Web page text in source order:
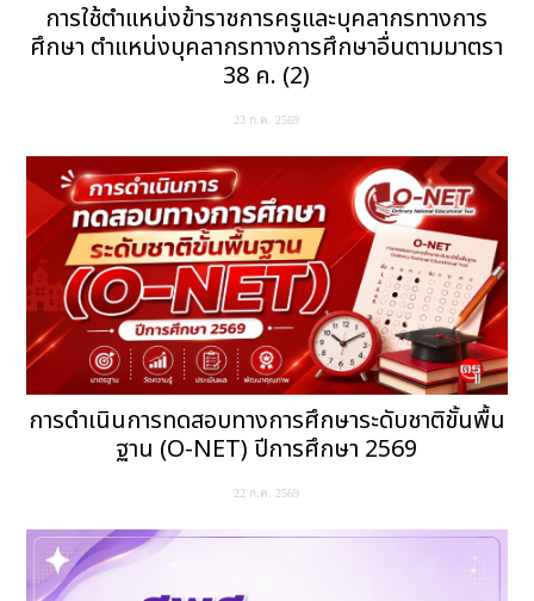
การใช้ตำแหน่งข้าราชการครูและบุคลากรทางการ
ศึกษา ตำแหน่งบุคลากรทางการศึกษาอื่นตามมาตรา
38 ค. (2)
23 ก.ค. 2569
การดำเนินการทดสอบทางการศึกษาระดับชาติขั้นพื้น
ฐาน (O-NET) ปีการศึกษา 2569
22 ก.ค. 2569